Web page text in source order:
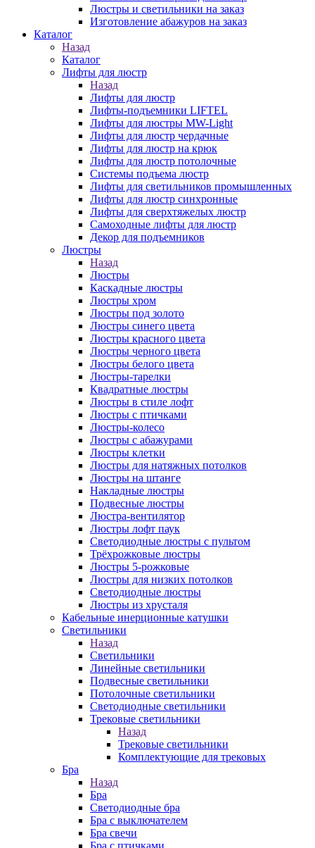
Люстры и светильники на заказ
Изготовление абажуров на заказ
Каталог
Назад
Каталог
Лифты для люстр
Назад
Лифты для люстр
Лифты-подъемники LIFTEL
Лифты для люстры MW-Light
Лифты для люстр чердачные
Лифты для люстр на крюк
Лифты для люстр потолочные
Системы подъема люстр
Лифты для светильников промышленных
Лифты для люстр синхронные
Лифты для сверхтяжелых люстр
Самоходные лифты для люстр
Декор для подъемников
Люстры
Назад
Люстры
Каскадные люстры
Люстры хром
Люстры под золото
Люстры синего цвета
Люстры красного цвета
Люстры черного цвета
Люстры белого цвета
Люстры-тарелки
Квадратные люстры
Люстры в стиле лофт
Люстры с птичками
Люстры-колесо
Люстры с абажурами
Люстры клетки
Люстры для натяжных потолков
Люстры на штанге
Накладные люстры
Подвесные люстры
Люстра-вентилятор
Люстры лофт паук
Светодиодные люстры с пультом
Трёхрожковые люстры
Люстры 5-рожковые
Люстры для низких потолков
Cветодиодные люстры
Люстры из хрусталя
Кабельные инерционные катушки
Светильники
Назад
Светильники
Линейные светильники
Подвесные светильники
Потолочные светильники
Светодиодные светильники
Трековые светильники
Назад
Трековые светильники
Комплектующие для трековых
Бра
Назад
Бра
Светодиодные бра
Бра с выключателем
Бра свечи
Бра с птичками